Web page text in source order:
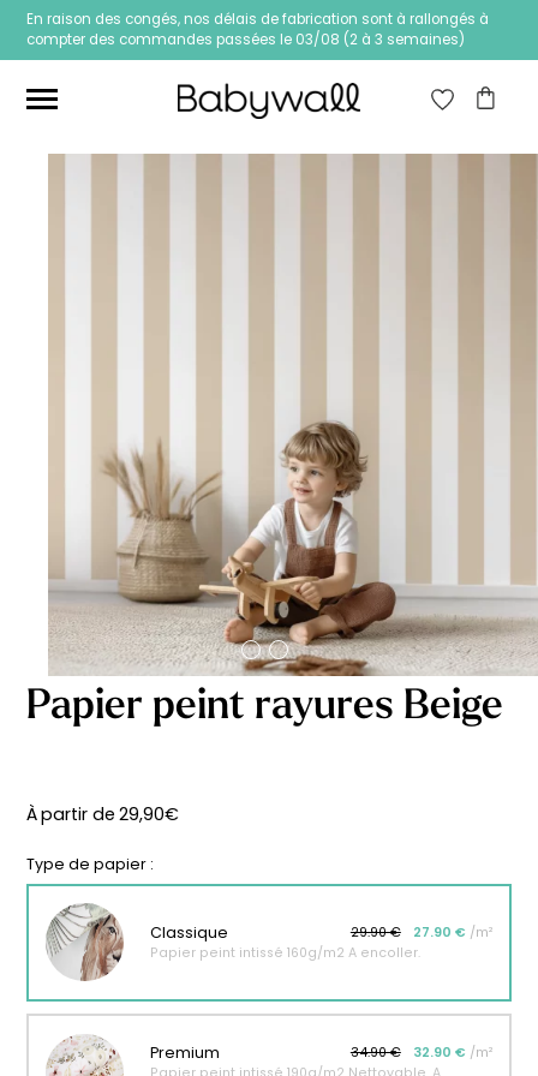
En raison des congés, nos délais de fabrication sont à rallongés à
compter des commandes passées le 03/08 (2 à 3 semaines)
Ces articles peuvent aussi vous intéresser
Papier peint Fleurs
délicates
À partir
de
29,90 €
Papier peint jungle
beige
À partir
de
29,90€
Affiche bébé Mes
Affiche personnalisée
Papier peint rayures Beige
À partir de29,90€
Type de papier :
Classique 29.90 € 27.90 € /m²
Papier peint intissé 160g/m2 A encoller.
Premium 34.90 € 32.90 € /m²